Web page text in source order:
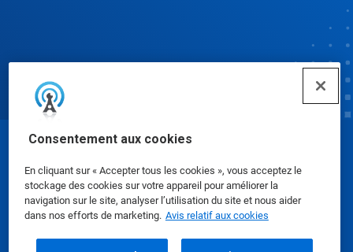
Consentement aux cookies
En cliquant sur « Accepter tous les cookies », vous acceptez le
stockage des cookies sur votre appareil pour améliorer la
navigation sur le site, analyser l’utilisation du site et nous aider
dans nos efforts de marketing. Avis relatif aux cookies
Fiches signalétiques|Politique de confidentialité
Modalités d'utilisation